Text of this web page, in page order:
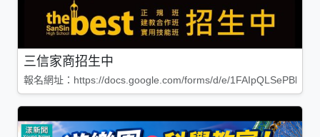
三信家商招生中
報名網址：https://docs.google.com/forms/d/e/